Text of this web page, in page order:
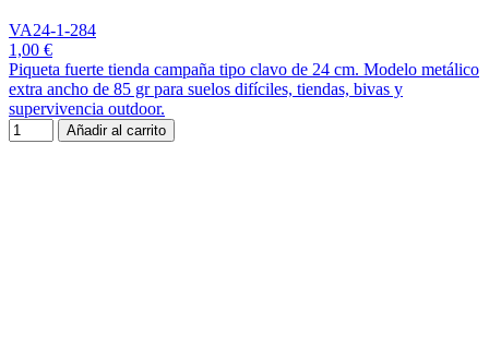
VA24-1-284
1,00 €
Piqueta fuerte tienda campaña tipo clavo de 24 cm. Modelo metálico
extra ancho de 85 gr para suelos difíciles, tiendas, bivas y
supervivencia outdoor.
Añadir al carrito